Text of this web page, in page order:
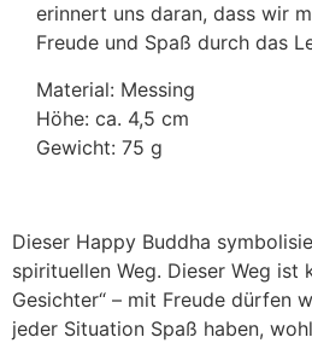
erinnert uns daran, dass wir
Freude und Spaß durch das
Material: Messing
Höhe: ca. 4,5 cm
Gewicht: 75 g
Dieser Happy Buddha
spirituellen Weg. Dieser Weg ist
Gesichter“ – mit Freude dürfen
jeder Situation Spaß haben,